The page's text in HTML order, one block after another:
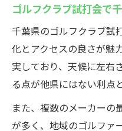
試打会
フィッティングが
注目
ゴルフクラブ
を受けるメリ
自分に合うク
ゴルフクラブ試打会で
千葉県のゴルフクラブ試
化とアクセスの良さが魅
実しており、天候に左右
る点が他県にはない利点
また、複数のメーカーの
が多く、地域のゴルファ